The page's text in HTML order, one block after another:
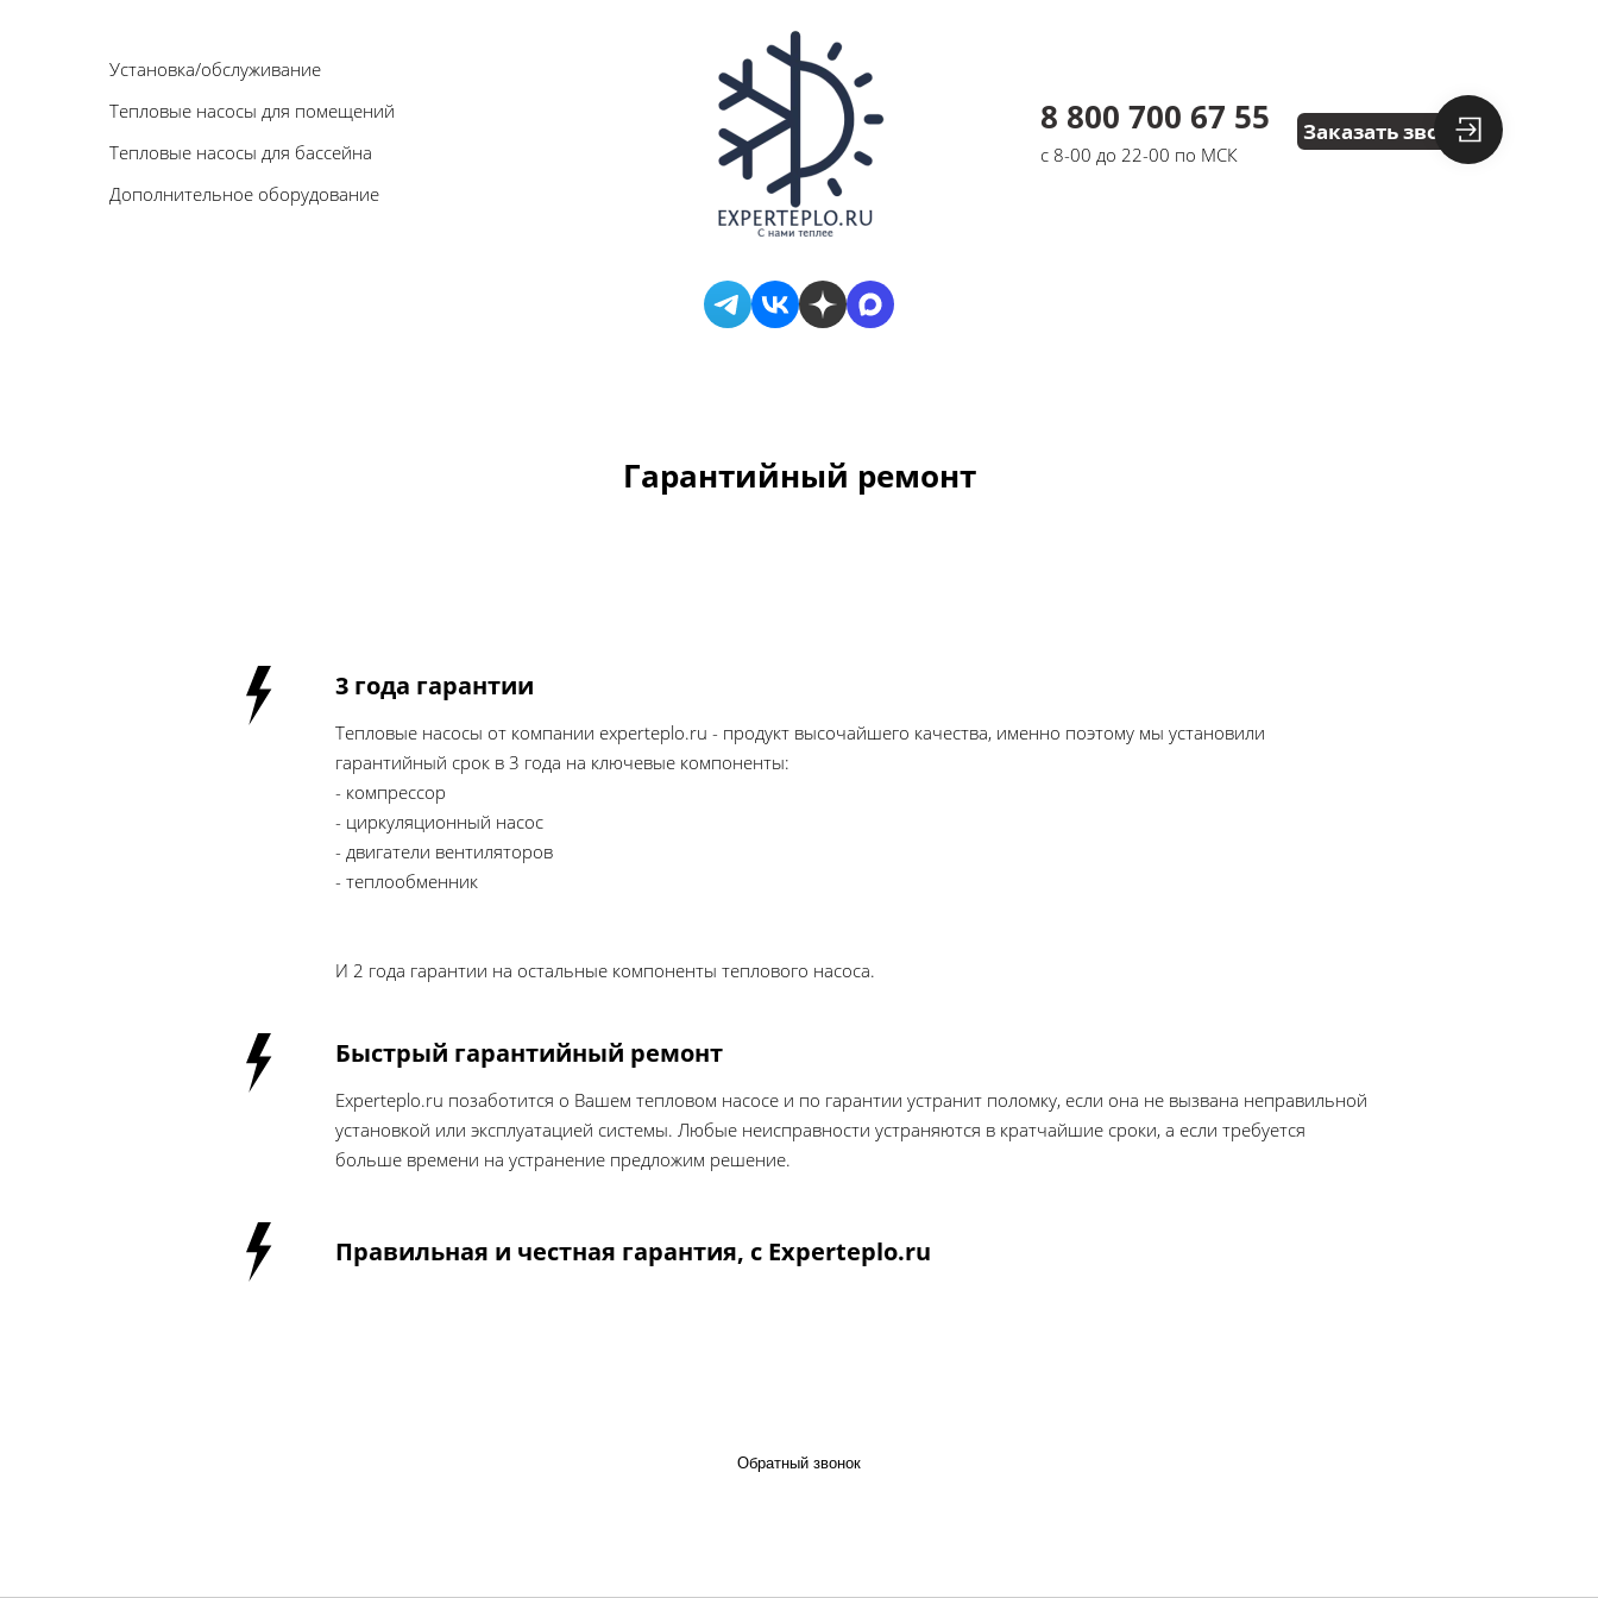
Установка/обслуживание
Тепловые насосы для помещений
Тепловые насосы для бассейна
Дополнительное оборудование
8 800 700 67 55
с 8-00 до 22-00 по МСК
Заказать звонок
Гарантийный ремонт
3 года гарантии
Тепловые насосы от компании experteplo.ru - продукт высочайшего качества, именно поэтому мы установили
гарантийный срок в 3 года на ключевые компоненты:
- компрессор
- циркуляционный насос
- двигатели вентиляторов
- теплообменник
И 2 года гарантии на остальные компоненты теплового насоса.
Быстрый гарантийный ремонт
Experteplo.ru позаботится о Вашем тепловом насосе и по гарантии устранит поломку, если она не вызвана неправильной
установкой или эксплуатацией системы. Любые неисправности устраняются в кратчайшие сроки, а если требуется
больше времени на устранение предложим решение.
Правильная и честная гарантия, с Experteplo.ru
Обратный звонок